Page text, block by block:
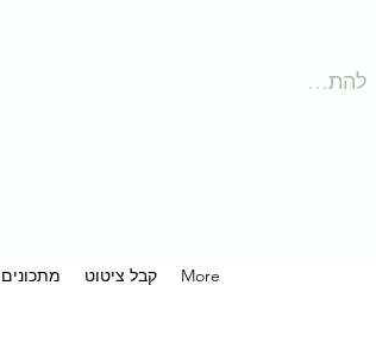
להתחברות
מתכונים קבל ציטוט More